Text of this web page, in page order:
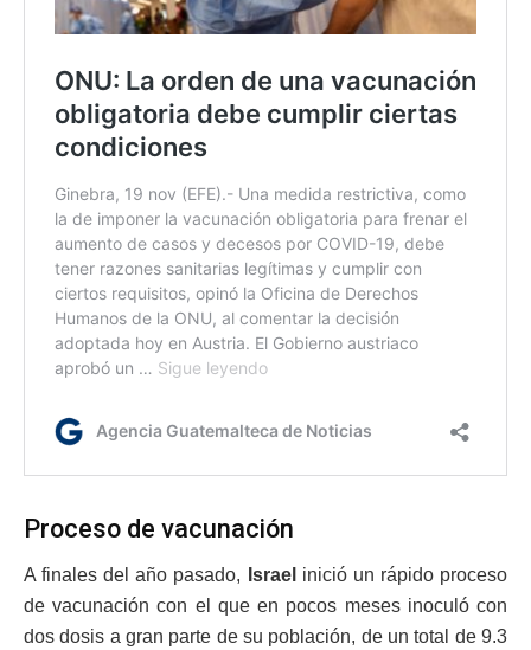
Proceso de vacunación
A finales del año pasado, Israel inició un rápido proceso
de vacunación con el que en pocos meses inoculó con
dos dosis a gran parte de su población, de un total de 9.3